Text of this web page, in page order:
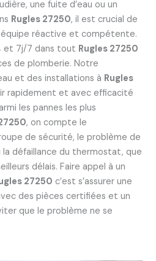
une fuite d’eau ou un
Rugles 27250, il est crucial de
réactive et compétente.
et 7j/7 dans tout Rugles 27250
de plomberie. Notre
et des installations à Rugles
rapidement et avec efficacité
les pannes les plus
, on compte le
de sécurité, le problème de
défaillance du thermostat, que
délais. Faire appel à un
27250 c’est s’assurer une
des pièces certifiées et un
que le problème ne se